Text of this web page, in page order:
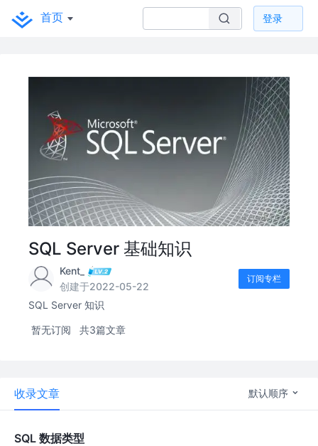
首页 登录
SQL Server 基础知识
Kent_
创建于2022-05-22
订阅专栏
SQL Server 知识
暂无订阅 共3篇文章
收录文章 默认顺序
SQL 数据类型